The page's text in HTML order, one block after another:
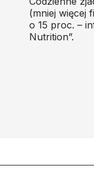
(mniej więcej
o 15 proc. –
Nutrition”.